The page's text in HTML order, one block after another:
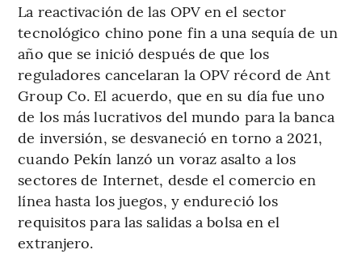
La reactivación de las OPV en el sector
tecnológico chino pone fin a una sequía de un
año que se inició después de que los
reguladores cancelaran la OPV récord de Ant
Group Co. El acuerdo, que en su día fue uno
de los más lucrativos del mundo para la banca
de inversión, se desvaneció en torno a 2021,
cuando Pekín lanzó un voraz asalto a los
sectores de Internet, desde el comercio en
línea hasta los juegos, y endureció los
requisitos para las salidas a bolsa en el
extranjero.